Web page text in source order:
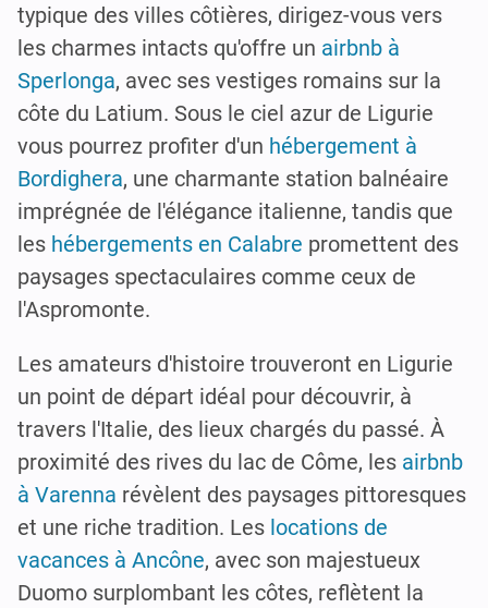
typique des villes côtières, dirigez-vous vers
les charmes intacts qu'offre un airbnb à
Sperlonga, avec ses vestiges romains sur la
côte du Latium. Sous le ciel azur de Ligurie
vous pourrez profiter d'un hébergement à
Bordighera, une charmante station balnéaire
imprégnée de l'élégance italienne, tandis que
les hébergements en Calabre promettent des
paysages spectaculaires comme ceux de
l'Aspromonte.
Les amateurs d'histoire trouveront en Ligurie
un point de départ idéal pour découvrir, à
travers l'Italie, des lieux chargés du passé. À
proximité des rives du lac de Côme, les airbnb
à Varenna révèlent des paysages pittoresques
et une riche tradition. Les locations de
vacances à Ancône, avec son majestueux
Duomo surplombant les côtes, reflètent la